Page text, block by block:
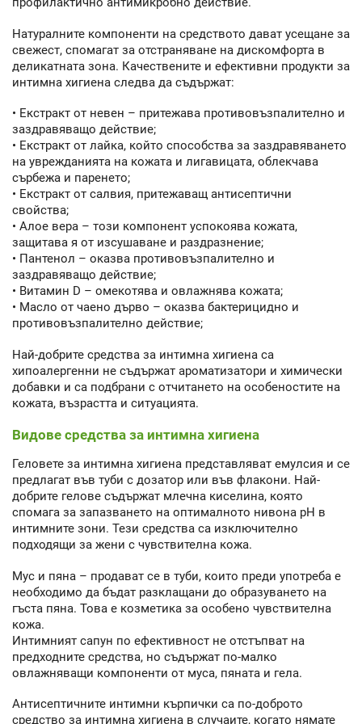
Натуралните компоненти на средството дават усещане за
свежест, спомагат за отстраняване на дискомфорта в
деликатната зона. Качествените и ефективни продукти за
интимна хигиена следва да съдържат:
• Екстракт от невен – притежава противовъзпалително и
заздравяващо действие;
• Екстракт от лайка, който способства за заздравяването
на уврежданията на кожата и лигавицата, облекчава
сърбежа и паренето;
• Екстракт от салвия, притежаващ антисептични
свойства;
• Алое вера – този компонент успокоява кожата,
защитава я от изсушаване и раздразнение;
• Пантенол – оказва противовъзпалително и
заздравяващо действие;
• Витамин D – омекотява и овлажнява кожата;
• Масло от чаено дърво – оказва бактерицидно и
противовъзпалително действие;
Най-добрите средства за интимна хигиена са
хипоалергенни не съдържат ароматизатори и химически
добавки и са подбрани с отчитането на особеностите на
кожата, възрастта и ситуацията.
Видове средства за интимна хигиена
Геловете за интимна хигиена представляват емулсия и се
предлагат във туби с дозатор или във флакони. Най-
добрите гелове съдържат млечна киселина, която
спомага за запазването на оптималното нивона pH в
интимните зони. Тези средства са изключително
подходящи за жени с чувствителна кожа.
Мус и пяна – продават се в туби, които преди употреба е
необходимо да бъдат разклащани до образуването на
гъста пяна. Това е козметика за особено чувствителна
кожа.
Интимният сапун по ефективност не отстъпват на
предходните средства, но съдържат по-малко
овлажняващи компоненти от муса, пяната и гела.
Антисептичните интимни кърпички са по-доброто
средство за интимна хигиена в случаите, когато нямате